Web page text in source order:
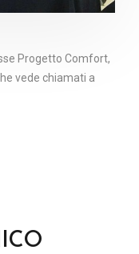
Progetto Comfort,
vede chiamati a